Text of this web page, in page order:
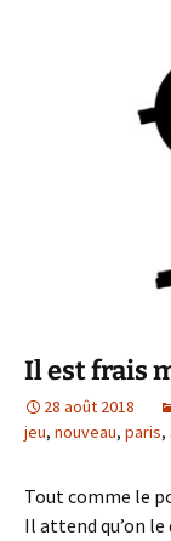
Il est frais
28 août 2018
jeu, nouveau, paris,
Tout comme le
Il attend qu’on le